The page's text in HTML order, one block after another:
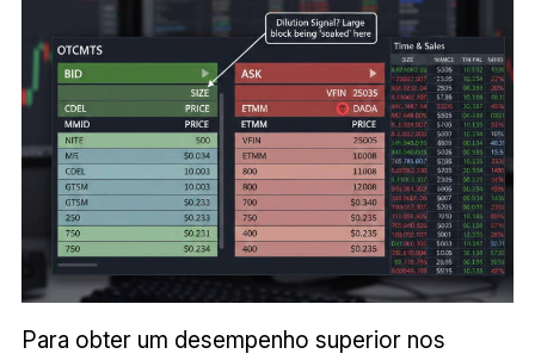
Para obter um desempenho superior nos